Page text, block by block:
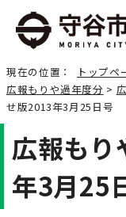
現在の位置： トップペ
広報もりや過年度分 >
せ版2013年3月25日号
広報もり
年3月25